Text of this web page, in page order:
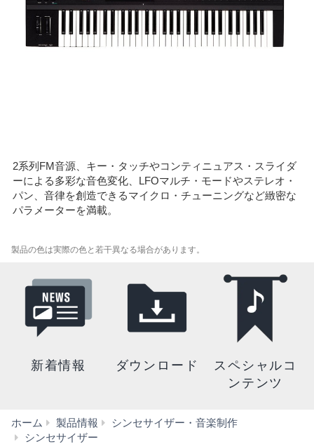
2系列FM音源、キー・タッチやコンティニュアス・スライダ
ーによる多彩な音色変化、LFOマルチ・モードやステレオ・
パン、音律を創造できるマイクロ・チューニングなど緻密な
パラメーターを満載。
製品の色は実際の色と若干異なる場合があります。
新着情報 ダウンロード
スペシャルコ
ンテンツ
ホーム 製品情報
シンセサイザー・音楽制作
シンセサイザー